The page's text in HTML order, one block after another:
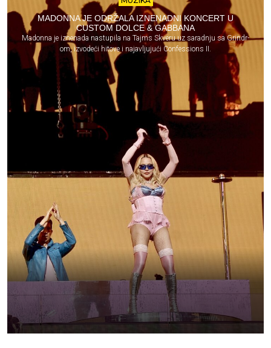
MADONNA JE ODRŽALA IZNENADNI KONCERT U
CUSTOM DOLCE & GABBANA
Madonna je iznenada nastupila na Tajms Skveru uz saradnju sa Grindr-
om, izvodeći hitove i najavljujući Confessions II.